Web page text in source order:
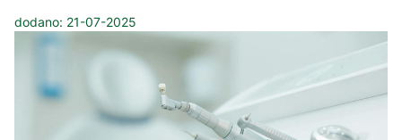
dodano: 21-07-2025